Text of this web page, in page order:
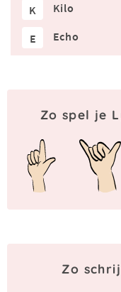
K Kilo
E Echo
Zo spel je
Zo